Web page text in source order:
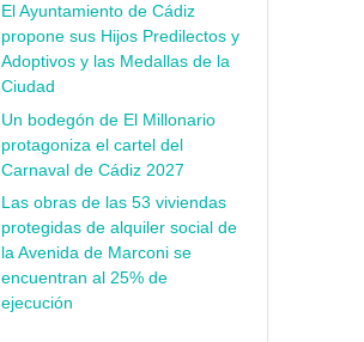
El Ayuntamiento de Cádiz
propone sus Hijos Predilectos y
Adoptivos y las Medallas de la
Ciudad
Un bodegón de El Millonario
protagoniza el cartel del
Carnaval de Cádiz 2027
Las obras de las 53 viviendas
protegidas de alquiler social de
la Avenida de Marconi se
encuentran al 25% de
ejecución